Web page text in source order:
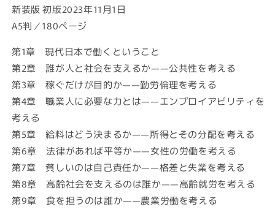
新装版 初版2023年11月1日
A5判／180ページ
第1章 現代日本で働くということ
第2章 誰が人と社会を支えるか——公共性を考える
第3章 稼ぐだけが目的か——勤労倫理を考える
第4章 職業人に必要な力とは——エンプロイアビリティを
考える
第5章 給料はどう決まるか——所得とその分配を考える
第6章 法律があれば平等か——女性の労働を考える
第7章 貧しいのは自己責任か——格差と失業を考える
第8章 高齢社会を支えるのは誰か——高齢就労を考える
第9章 食を担うのは誰か——農業労働を考える